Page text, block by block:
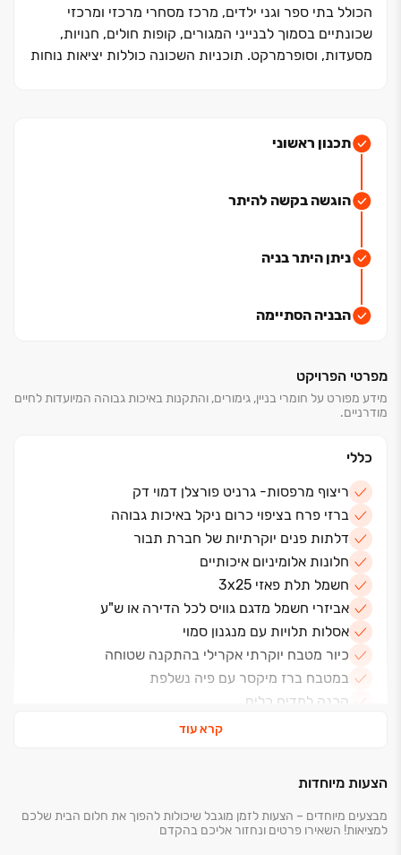
הכולל בתי ספר וגני ילדים, מרכז מסחרי מרכזי ומרכזי
שכונתיים בסמוך לבנייני המגורים, קופות חולים, חנויות,
מסעדות, וסופרמרקט. תוכניות השכונה כוללות יציאות נוחות
עכשווי מהפרט הכי הקטן ועד המפתח.
תכנון ראשוני
הוגשה בקשה להיתר
ניתן היתר בניה
הבניה הסתיימה
מפרטי הפרויקט
מידע מפורט על חומרי בניין, גימורים, והתקנות באיכות גבוהה המיועדות לחיים
מודרניים.
כללי
ריצוף מרפסות- גרניט פורצלן דמוי דק
ברזי פרח בציפוי כרום ניקל באיכות גבוהה
דלתות פנים יוקרתיות של חברת תבור
חלונות אלומיניום איכותיים
חשמל תלת פאזי 3x25
אביזרי חשמל מדגם גוויס לכל הדירה או ש"ע
אסלות תלויות עם מנגנון סמוי
כיור מטבח יוקרתי אקרילי בהתקנה שטוחה
במטבח ברז מיקסר עם פיה נשלפת
הכנה למדיח כלים
משטח עבודה במטבח מאבן קיסר
מפסק תאורה מחליף בחדר הורים ובמסדרון
קרא עוד
הצעות מיוחדות
מבצעים מיוחדים – הצעות לזמן מוגבל שיכולות להפוך את חלום הבית שלכם
למציאות! השאירו פרטים ונחזור אליכם בהקדם